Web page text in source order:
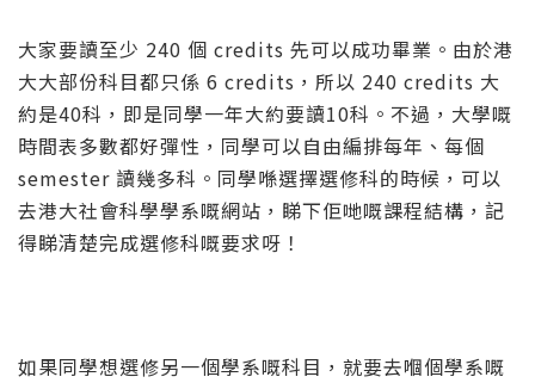
大家要讀至少 240 個 credits 先可以成功畢業。由於港
大大部份科目都只係 6 credits，所以 240 credits 大
約是40科，即是同學一年大約要讀10科。不過，大學嘅
時間表多數都好彈性，同學可以自由編排每年、每個
semester 讀幾多科。同學喺選擇選修科的時候， 可以
去港大社會科學學系嘅網站，睇下佢哋嘅課程結構， 記
得睇清楚完成選修科嘅要求呀！
如果同學想選修另一個學系嘅科目，就要去嗰個學系嘅